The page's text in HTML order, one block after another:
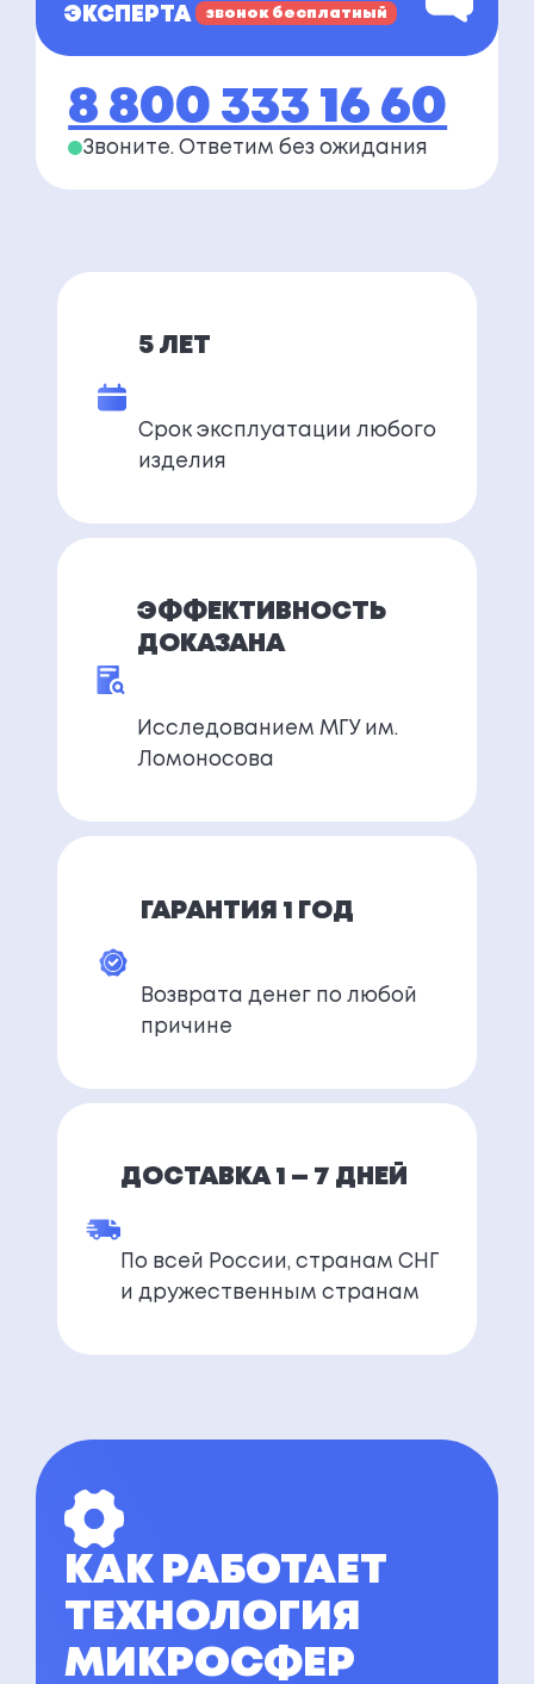
ЭКСПЕРТА звонок бесплатный
8 800 333 16 60
Звоните. Ответим без ожидания
5 ЛЕТ
Срок эксплуатации любого
изделия
ЭФФЕКТИВНОСТЬ
ДОКАЗАНА
Исследованием МГУ им.
Ломоносова
ГАРАНТИЯ 1 ГОД
Возврата денег по любой
причине
ДОСТАВКА 1 — 7 ДНЕЙ
По всей России, странам СНГ
и дружественным странам
КАК РАБОТАЕТ
ТЕХНОЛОГИЯ
МИКРОСФЕР